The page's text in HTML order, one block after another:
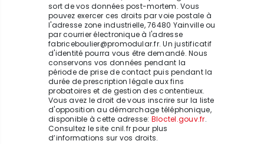
sort de vos données post-mortem. Vous
pouvez exercer ces droits par voie postale à
l'adresse zone industrielle, 76480 Yainville ou
par courrier électronique à l'adresse
fabriceboulier@promodular.fr. Un justificatif
d'identité pourra vous être demandé. Nous
conservons vos données pendant la
période de prise de contact puis pendant la
durée de prescription légale aux fins
probatoires et de gestion des contentieux.
Vous avez le droit de vous inscrire sur la liste
d'opposition au démarchage téléphonique,
disponible à cette adresse: Bloctel.gouv.fr.
Consultez le site cnil.fr pour plus
d’informations sur vos droits.